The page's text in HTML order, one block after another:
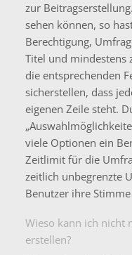
zur
sehen können, so
Berechtigung,
Titel und mindestens
die entsprechenden
sicherstellen, dass
eigenen Zeile steht.
viele Optionen ein
Zeitlimit für die
zeitlich unbegrenzte
Benutzer ihre
Wieso kann ich nicht
erstellen?